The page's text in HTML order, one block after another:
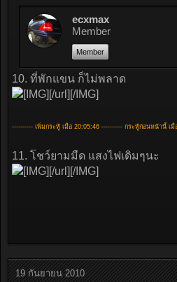
ecxmax
Member
Member
10. ที่พักแขน ก็ไม่พลาด
[/url][/IMG]
---------- เพิ่มกระทู้ เมื่อ 20:05:46 ---------- กระทู้ก่อนหน้านี้ เมื่
11. โชว์ยามมืด แสงไฟเดิมๆนะ
[/url][/IMG]
19 กันยายน 2010